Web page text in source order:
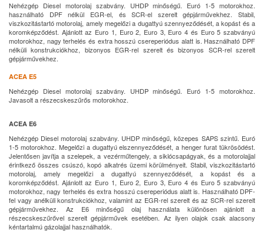
Nehézgép Diesel motorolaj szabvány. UHDP minőségű. Euró 1-5 motorokhoz.
használható DPF nélkül EGR-el, és SCR-el szerelt gépjárművekhez. Stabil,
viszkozitástartó motorolaj, amely megelőzi a dugattyú szennyeződését, a kopást és a
koromképződést. Ajánlott az Euro 1, Euro 2, Euro 3, Euro 4 és Euro 5 szabványú
motorokhoz, nagy terhelés és extra hosszú csereperiódus alatt is. Használható DPF
nélküli konstrukciókhoz, bizonyos EGR-rel szerelt és bizonyos SCR-rel szerelt
gépjárművekhez.
ACEA E5
Nehézgép Diesel motorolaj szabvány. UHDP minőségű. Euró 1-5 motorokhoz.
Javasolt a részecskeszűrős motorokhoz.
ACEA E6
Nehézgép Diesel motorolaj szabvány. UHDP minőségű, közepes SAPS szintű. Euró
1-5 motorokhoz. Megelőzi a dugattyú elszennyeződését, a henger furat tükrösödést.
Jelentősen javítja a szelepek, a vezérműtengely, a siklócsapágyak, és a motorolajjal
érintkező összes csúszó, kopó alkatrés üzemi körülményeit. Stabil, viszkozitástartó
motorolaj, amely megelőzi a dugattyú szennyeződését, a kopást és a
koromképződést. Ajánlott az Euro 1, Euro 2, Euro 3, Euro 4 és Euro 5 szabványú
motorokhoz, nagy terhelés és extra hosszú csereperiódus alatt is. Használható DPF-
fel vagy anélküli konstrukciókhoz, valamint az EGR-rel szerelt és az SCR-rel szerelt
gépjárművekhez. Az E6 minőségű olaj használata különösen ajánlott a
részecskeszűrővel szerelt gépjárművek esetében. Az ilyen olajok csak alacsony
kéntartalmú gázolajjal használhatók.